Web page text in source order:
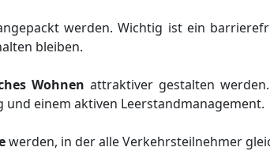
werden. Wichtig ist ein
bleiben.
Wohnen attraktiver gestalten
einem aktiven Leerstandmanagement.
werden, in der alle Verkehrsteilnehmer